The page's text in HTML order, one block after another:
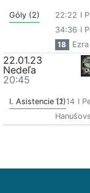
Góly (2) 22:22 I
34:36 I
18
22.01.23
Nedeľa
20:45
I. Asistencie (1)12:14 I